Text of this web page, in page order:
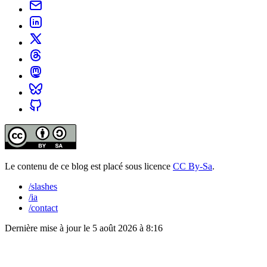
Le contenu de ce blog est placé sous licence CC By-Sa.
/slashes
/ia
/contact
Dernière mise à jour le 5 août 2026 à 8:16